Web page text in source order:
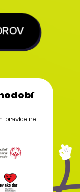
pravidelne